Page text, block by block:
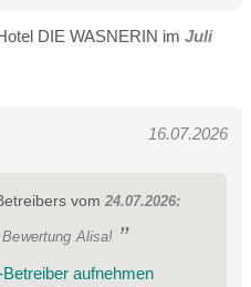
DIE WASNERIN im Juli
16.07.2026
vom 24.07.2026:
Alisa!
aufnehmen